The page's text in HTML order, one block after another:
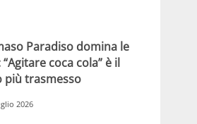
Paradiso domina le
coca cola” è il
più trasmesso
2026